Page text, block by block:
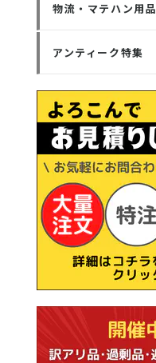
物流・マテハン用品
アンティーク特集